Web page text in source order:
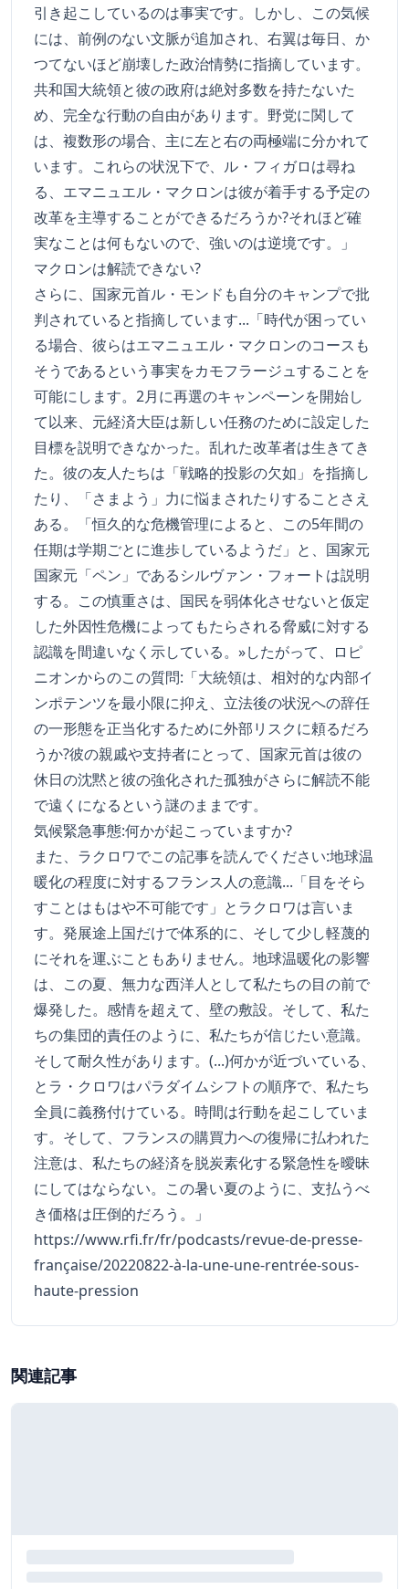
引き起こしているのは事実です。しかし、この気候
には、前例のない文脈が追加され、右翼は毎日、か
つてないほど崩壊した政治情勢に指摘しています。
共和国大統領と彼の政府は絶対多数を持たないた
め、完全な行動の自由があります。野党に関して
は、複数形の場合、主に左と右の両極端に分かれて
います。これらの状況下で、ル・フィガロは尋ね
る、エマニュエル・マクロンは彼が着手する予定の
改革を主導することができるだろうか?それほど確
実なことは何もないので、強いのは逆境です。」
マクロンは解読できない?
さらに、国家元首ル・モンドも自分のキャンプで批
判されていると指摘しています...「時代が困ってい
る場合、彼らはエマニュエル・マクロンのコースも
そうであるという事実をカモフラージュすることを
可能にします。2月に再選のキャンペーンを開始し
て以来、元経済大臣は新しい任務のために設定した
目標を説明できなかった。乱れた改革者は生きてき
た。彼の友人たちは「戦略的投影の欠如」を指摘し
たり、「さまよう」力に悩まされたりすることさえ
ある。「恒久的な危機管理によると、この5年間の
任期は学期ごとに進歩しているようだ」と、国家元
国家元「ペン」であるシルヴァン・フォートは説明
する。この慎重さは、国民を弱体化させないと仮定
した外因性危機によってもたらされる脅威に対する
認識を間違いなく示している。»したがって、ロピ
ニオンからのこの質問:「大統領は、相対的な内部イ
ンポテンツを最小限に抑え、立法後の状況への辞任
の一形態を正当化するために外部リスクに頼るだろ
うか?彼の親戚や支持者にとって、国家元首は彼の
休日の沈黙と彼の強化された孤独がさらに解読不能
で遠くになるという謎のままです。
気候緊急事態:何かが起こっていますか?
また、ラクロワでこの記事を読んでください:地球温
暖化の程度に対するフランス人の意識...「目をそら
すことはもはや不可能です」とラクロワは言いま
す。発展途上国だけで体系的に、そして少し軽蔑的
にそれを運ぶこともありません。地球温暖化の影響
は、この夏、無力な西洋人として私たちの目の前で
爆発した。感情を超えて、壁の敷設。そして、私た
ちの集団的責任のように、私たちが信じたい意識。
そして耐久性があります。(...)何かが近づいている、
とラ・クロワはパラダイムシフトの順序で、私たち
全員に義務付けている。時間は行動を起こしていま
す。そして、フランスの購買力への復帰に払われた
注意は、私たちの経済を脱炭素化する緊急性を曖昧
にしてはならない。この暑い夏のように、支払うべ
き価格は圧倒的だろう。」
https://www.rfi.fr/fr/podcasts/revue-de-presse-
française/20220822-à-la-une-une-rentrée-sous-
haute-pression
関連記事